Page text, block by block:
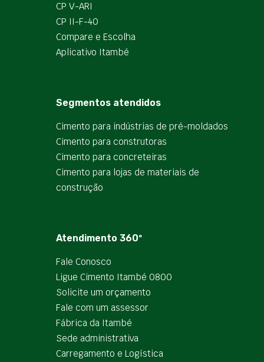
CP V-ARI
CP II-F-40
Compare e Escolha
Aplicativo Itambé
Segmentos atendidos
Cimento para indústrias de pré-moldados
Cimento para construtoras
Cimento para concreteiras
Cimento para lojas de materiais de
construção
Atendimento 360º
Fale Conosco
Ligue Cimento Itambé 0800
Solicite um orçamento
Fale com um assessor
Fábrica da Itambé
Sede administrativa
Carregamento e Logística